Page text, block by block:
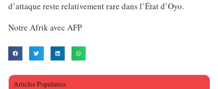
d’attaque reste relativement rare dans l’État d’Oyo.
Notre Afrik avec AFP
Articles Populaires